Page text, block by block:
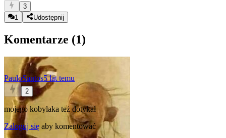
3
1
Udostępnij
Komentarze (1)
PauloSantos5 lat temu
2
mojego kobylaka też dotykał
Zaloguj się aby komentować